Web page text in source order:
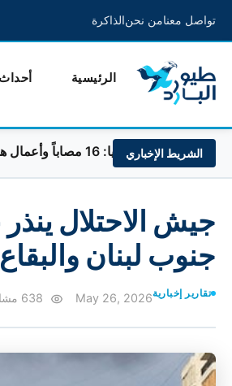
تواصل معنامن نحنالذاكرة
الرئيسية
الشريط الإخباري
ومحافظة القدس: مخطط لفصله عن الضفة
جنوب لبنان والبقاع
تقارير إخباريةMay 26, 2026